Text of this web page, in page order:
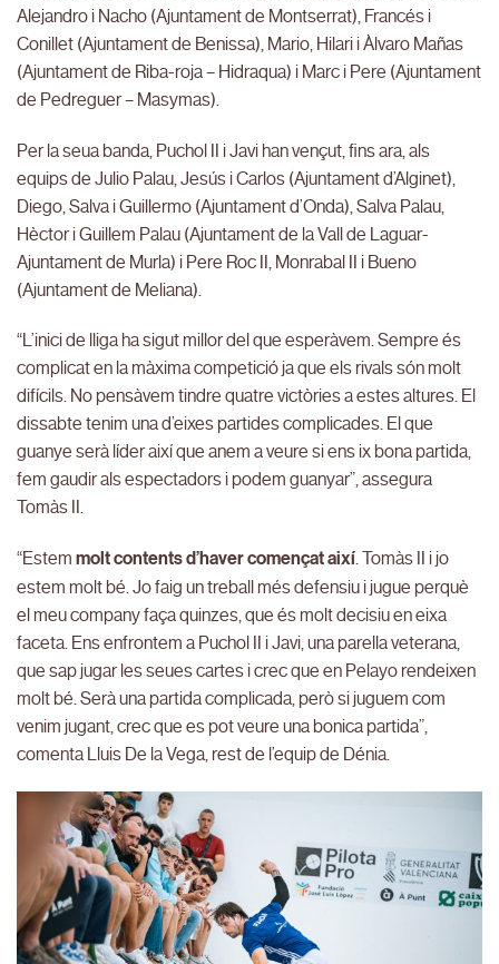
Alejandro i Nacho (Ajuntament de Montserrat), Francés i
Conillet (Ajuntament de Benissa), Mario, Hilari i Àlvaro Mañas
(Ajuntament de Riba-roja – Hidraqua) i Marc i Pere (Ajuntament
de Pedreguer – Masymas).
Per la seua banda, Puchol II i Javi han vençut, fins ara, als
equips de Julio Palau, Jesús i Carlos (Ajuntament d’Alginet),
Diego, Salva i Guillermo (Ajuntament d’Onda), Salva Palau,
Hèctor i Guillem Palau (Ajuntament de la Vall de Laguar-
Ajuntament de Murla) i Pere Roc II, Monrabal II i Bueno
(Ajuntament de Meliana).
“L’inici de lliga ha sigut millor del que esperàvem. Sempre és
complicat en la màxima competició ja que els rivals són molt
difícils. No pensàvem tindre quatre victòries a estes altures. El
dissabte tenim una d’eixes partides complicades. El que
guanye serà líder així que anem a veure si ens ix bona partida,
fem gaudir als espectadors i podem guanyar”, assegura
Tomàs II.
“Estem molt contents d’haver començat així. Tomàs II i jo
estem molt bé. Jo faig un treball més defensiu i jugue perquè
el meu company faça quinzes, que és molt decisiu en eixa
faceta. Ens enfrontem a Puchol II i Javi, una parella veterana,
que sap jugar les seues cartes i crec que en Pelayo rendeixen
molt bé. Serà una partida complicada, però si juguem com
venim jugant, crec que es pot veure una bonica partida”,
comenta Lluis De la Vega, rest de l’equip de Dénia.